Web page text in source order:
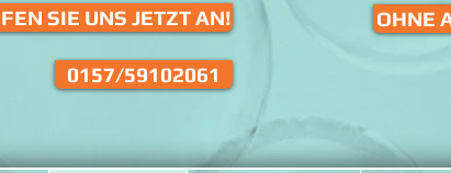
SIE UNS JETZT AN! OHNE
0157/59102061